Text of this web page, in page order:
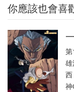
你應該也會喜